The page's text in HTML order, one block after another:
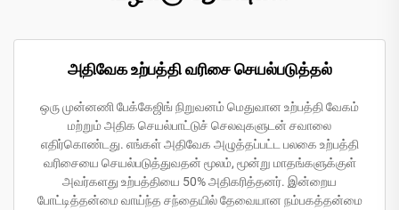
அதிவேக உற்பத்தி வரிசை செயல்படுத்தல்
ஒரு முன்னணி பேக்கேஜிங் நிறுவனம் மெதுவான உற்பத்தி வேகம்
மற்றும் அதிக செயல்பாட்டுச் செலவுகளுடன் சவாலை
எதிர்கொண்டது. எங்கள் அதிவேக அழுத்தப்பட்ட பலகை உற்பத்தி
வரிசையை செயல்படுத்துவதன் மூலம், மூன்று மாதங்களுக்குள்
அவர்களது உற்பத்தியை 50% அதிகரித்தனர். இன்றைய
போட்டித்தன்மை வாய்ந்த சந்தையில் தேவையான நம்பகத்தன்மை